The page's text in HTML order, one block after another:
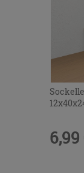
6,99